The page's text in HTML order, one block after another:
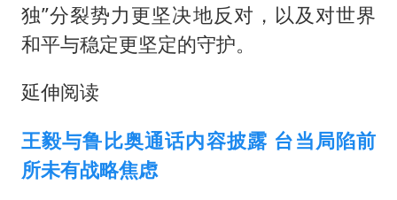
独”分裂势力更坚决地反对，以及对世界
和平与稳定更坚定的守护。
延伸阅读
王毅与鲁比奥通话内容披露 台当局陷前
所未有战略焦虑